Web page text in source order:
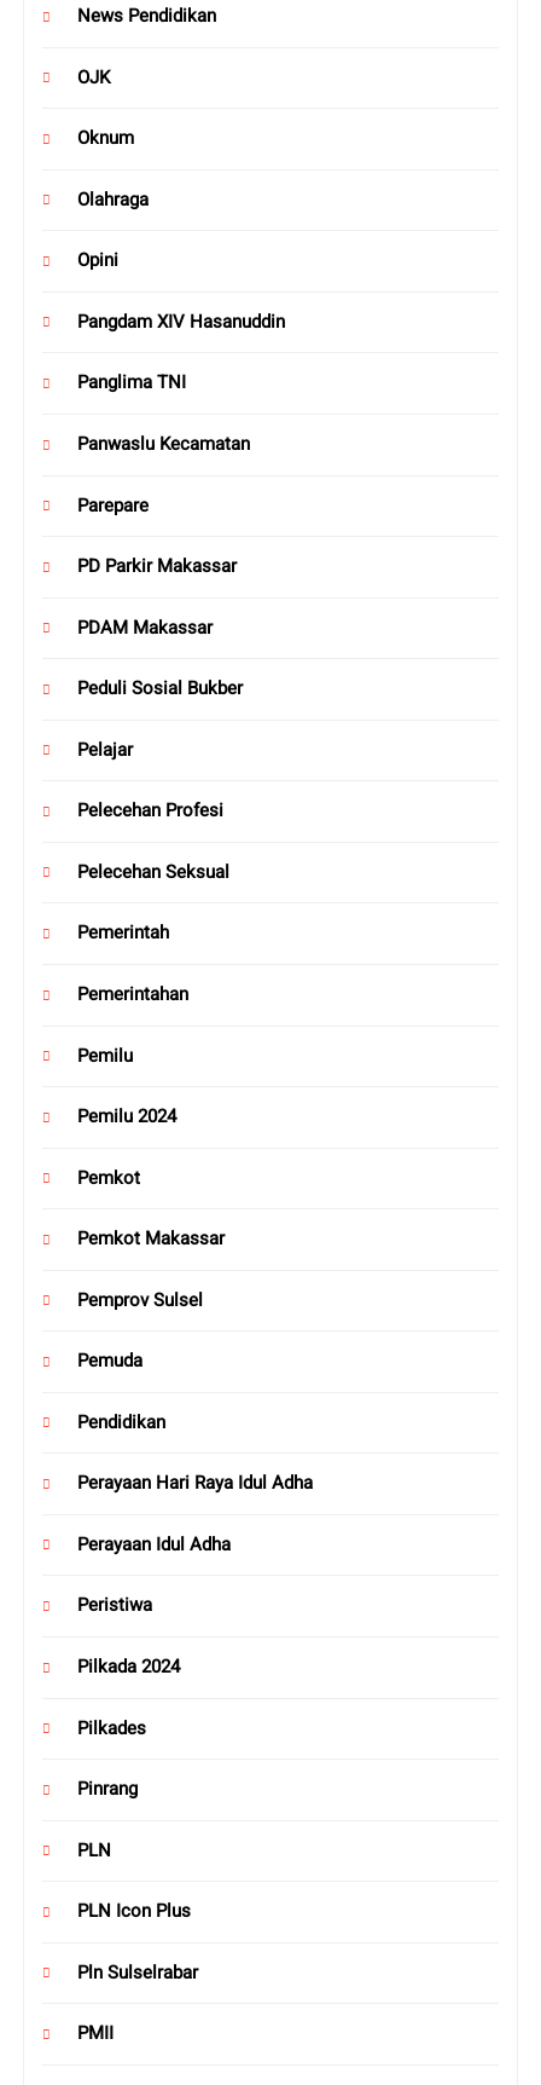
News Pendidikan
OJK
Oknum
Olahraga
Opini
Pangdam XIV Hasanuddin
Panglima TNI
Panwaslu Kecamatan
Parepare
PD Parkir Makassar
PDAM Makassar
Peduli Sosial Bukber
Pelajar
Pelecehan Profesi
Pelecehan Seksual
Pemerintah
Pemerintahan
Pemilu
Pemilu 2024
Pemkot
Pemkot Makassar
Pemprov Sulsel
Pemuda
Pendidikan
Perayaan Hari Raya Idul Adha
Perayaan Idul Adha
Peristiwa
Pilkada 2024
Pilkades
Pinrang
PLN
PLN Icon Plus
Pln Sulselrabar
PMII